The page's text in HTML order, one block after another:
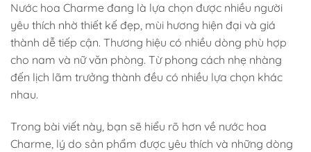
Nước hoa Charme đang là lựa chọn được nhiều người
yêu thích nhờ thiết kế đẹp, mùi hương hiện đại và giá
thành dễ tiếp cận. Thương hiệu có nhiều dòng phù hợp
cho nam và nữ văn phòng. Từ phong cách nhẹ nhàng
đến lịch lãm trưởng thành đều có nhiều lựa chọn khác
nhau.
Trong bài viết này, bạn sẽ hiểu rõ hơn về nước hoa
Charme, lý do sản phẩm được yêu thích và những dòng